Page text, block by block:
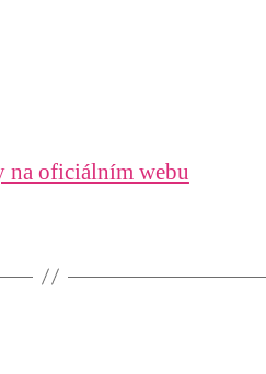
na oficiálním webu